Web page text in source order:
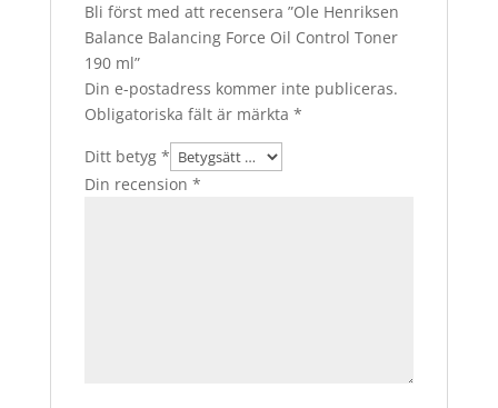
Bli först med att recensera ”Ole Henriksen
Balance Balancing Force Oil Control Toner
190 ml”
Din e-postadress kommer inte publiceras.
Obligatoriska fält är märkta *
Ditt betyg *
Din recension *